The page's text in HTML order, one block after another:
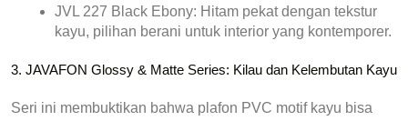
JVL 227 Black Ebony: Hitam pekat dengan tekstur
kayu, pilihan berani untuk interior yang kontemporer.
3. JAVAFON Glossy & Matte Series: Kilau dan Kelembutan Kayu
Seri ini membuktikan bahwa plafon PVC motif kayu bisa